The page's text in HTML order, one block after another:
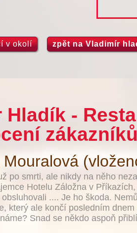
v okolí zpět na Vladimír
Hladík -
Mouralová
po smrti, ale nikdy na něho
Hotelu Záložna v
.... Je ho škoda.
který ale končí posledním
Snad se někdo aspoň